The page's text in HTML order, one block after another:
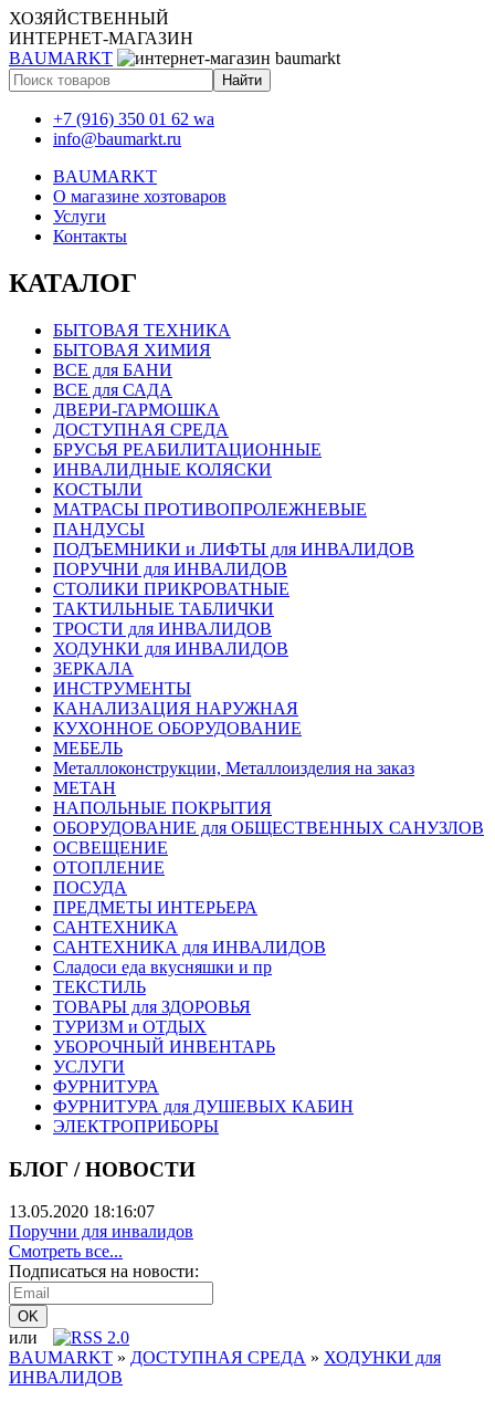
ХОЗЯЙСТВЕННЫЙ
ИНТЕРНЕТ-МАГАЗИН
BAUMARKT
+7 (916) 350 01 62 wa
info@baumarkt.ru
BAUMARKT
О магазине хозтоваров
Услуги
Контакты
КАТАЛОГ
БЫТОВАЯ ТЕХНИКА
БЫТОВАЯ ХИМИЯ
ВСЕ для БАНИ
ВСЕ для САДА
ДВЕРИ-ГАРМОШКА
ДОСТУПНАЯ СРЕДА
БРУСЬЯ РЕАБИЛИТАЦИОННЫЕ
ИНВАЛИДНЫЕ КОЛЯСКИ
КОСТЫЛИ
МАТРАСЫ ПРОТИВОПРОЛЕЖНЕВЫЕ
ПАНДУСЫ
ПОДЪЕМНИКИ и ЛИФТЫ для ИНВАЛИДОВ
ПОРУЧНИ для ИНВАЛИДОВ
СТОЛИКИ ПРИКРОВАТНЫЕ
ТАКТИЛЬНЫЕ ТАБЛИЧКИ
ТРОСТИ для ИНВАЛИДОВ
ХОДУНКИ для ИНВАЛИДОВ
ЗЕРКАЛА
ИНСТРУМЕНТЫ
КАНАЛИЗАЦИЯ НАРУЖНАЯ
КУХОННОЕ ОБОРУДОВАНИЕ
МЕБЕЛЬ
Металлоконструкции, Металлоизделия на заказ
МЕТАН
НАПОЛЬНЫЕ ПОКРЫТИЯ
ОБОРУДОВАНИЕ для ОБЩЕСТВЕННЫХ САНУЗЛОВ
ОСВЕЩЕНИЕ
ОТОПЛЕНИЕ
ПОСУДА
ПРЕДМЕТЫ ИНТЕРЬЕРА
САНТЕХНИКА
САНТЕХНИКА для ИНВАЛИДОВ
Сладоси еда вкусняшки и пр
ТЕКСТИЛЬ
ТОВАРЫ для ЗДОРОВЬЯ
ТУРИЗМ и ОТДЫХ
УБОРОЧНЫЙ ИНВЕНТАРЬ
УСЛУГИ
ФУРНИТУРА
ФУРНИТУРА для ДУШЕВЫХ КАБИН
ЭЛЕКТРОПРИБОРЫ
БЛОГ / НОВОСТИ
13.05.2020 18:16:07
Поручни для инвалидов
Смотреть все...
Подписаться на новости:
или
BAUMARKT » ДОСТУПНАЯ СРЕДА » ХОДУНКИ для
ИНВАЛИДОВ